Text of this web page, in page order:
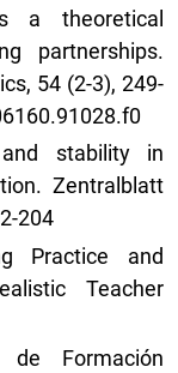
a theoretical
partnerships.
54 (2-3), 249-
stability in
Zentralblatt
204
Practice and
Teacher
de Formación